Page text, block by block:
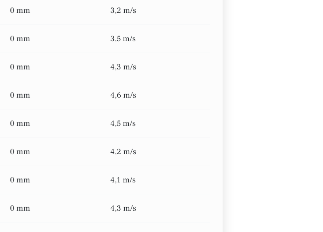
0 mm 3,2 m/s
0 mm 3,5 m/s
0 mm 4,3 m/s
0 mm 4,6 m/s
0 mm 4,5 m/s
0 mm 4,2 m/s
0 mm 4,1 m/s
0 mm 4,3 m/s